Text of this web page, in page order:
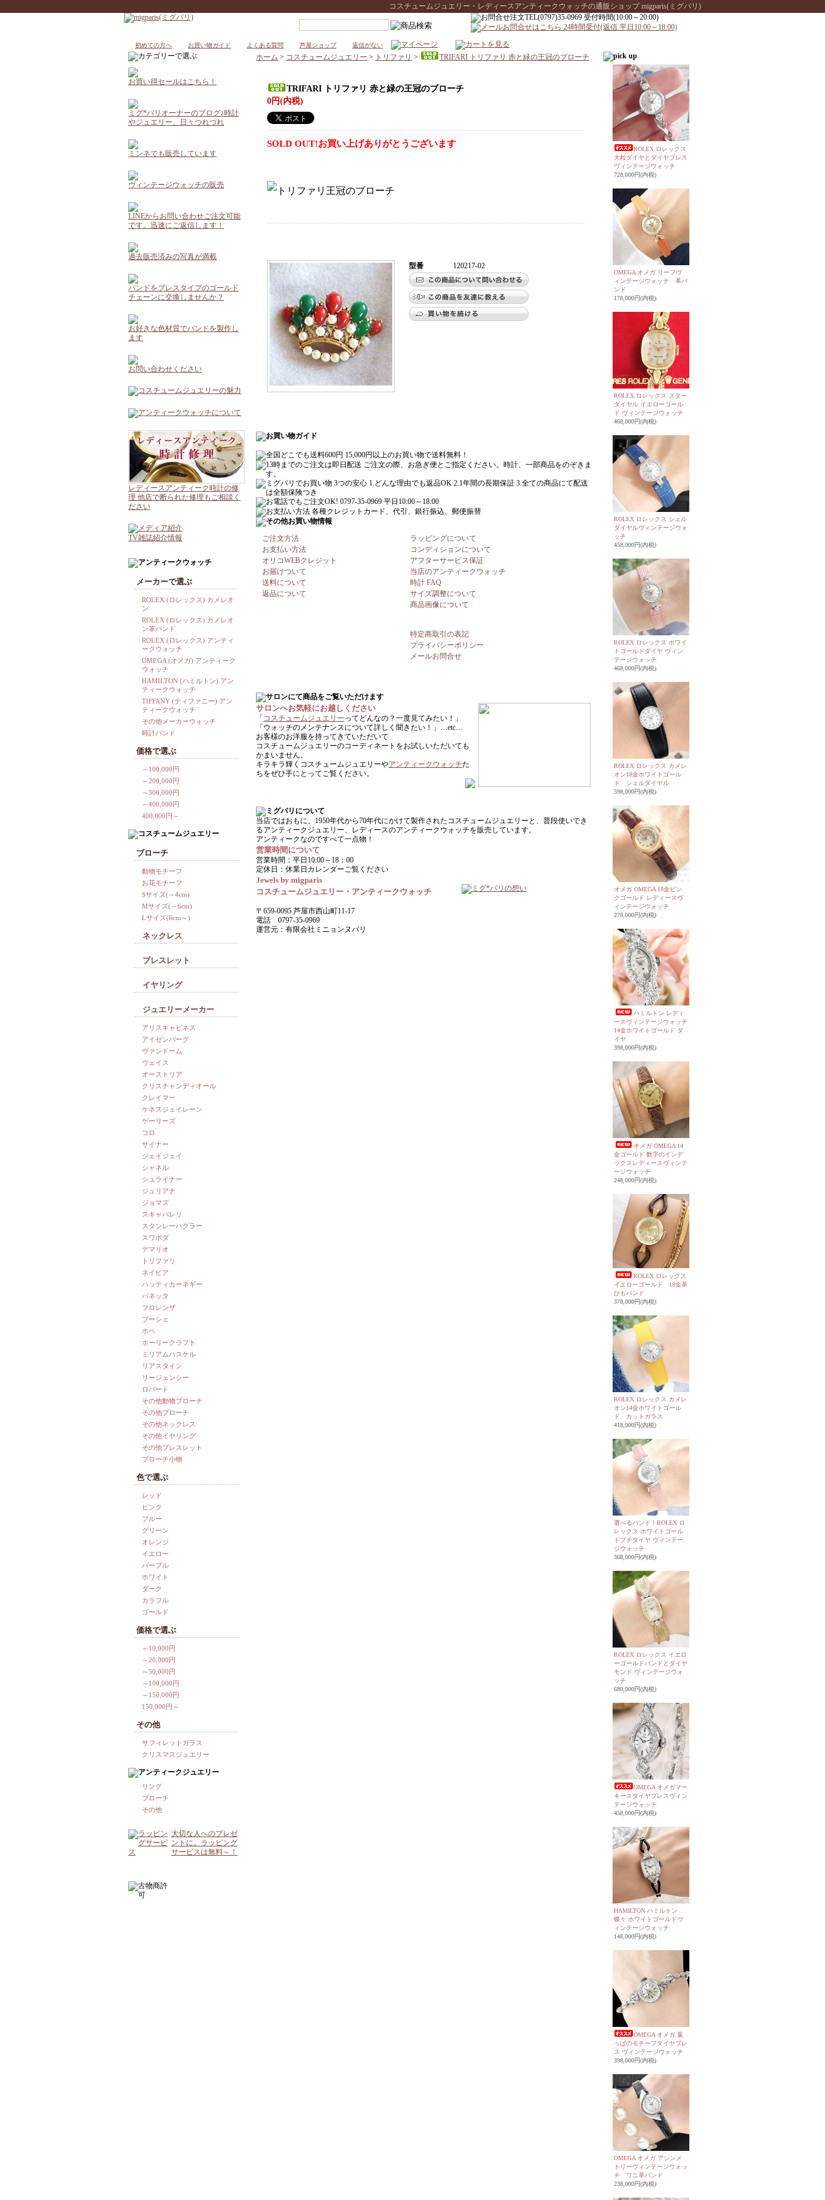
コスチュームジュエリー・レディースアンティークウォッチの通販ショップ migparis(ミグパリ)
初めての方へ お買い物ガイド よくある質問 芦屋ショップ 返信がない
ホーム > コスチュームジュエリー > トリファリ > TRIFARI トリファリ 赤と緑の王冠のブローチ
TRIFARI トリファリ 赤と緑の王冠のブローチ
0円(内税)
SOLD OUT!お買い上げありがとうございます
型番 120217-02
ご注文方法
お支払い方法
オリコWEBクレジット
お届けついて
送料について
返品について
ラッピングについて
コンディションについて
アフターサービス保証
当店のアンティークウォッチ
時計 FAQ
サイズ調整について
商品画像について
特定商取引の表記
プライバシーポリシー
メールお問合せ
サロンへお気軽にお越しください
「 コスチュームジュエリーってどんなの？一度見てみたい！」
「ウォッチのメンテナンスについて詳しく聞きたい！」…etc…
お客様のお洋服を持ってきていただいて
コスチュームジュエリーのコーディネートをお試しいただいても
かまいません。
キラキラ輝くコスチュームジュエリーやアンティークウォッチた
ちをぜひ手にとってご覧ください。
当店ではおもに、1950年代から70年代にかけて製作されたコスチュームジュエリーと、普段使いでき
るアンティークジュエリー、レディースのアンティークウォッチを販売しています。
アンティークなのですべて一点物！
営業時間について
営業時間：平日10:00～18：00
定休日：休業日カレンダーご覧ください
Jewels by migparis
コスチュームジュエリー・アンティークウォッチ
〒659-0095 芦屋市西山町11-17
電話 0797-35-0969
運営元：有限会社ミニョンヌパリ
お買い得セールはこちら！
ミグ*パリオーナーのブログ♪時計
やジュエリー、日々つれづれ
ミンネでも販売しています
ヴィンテージウォッチの販売
LINEからお問い合わせご注文可能
です。迅速にご返信します！
過去販売済みの写真が満載
バンドをブレスタイプのゴールド
チェーンに交換しませんか？
お好きな色材質でバンドを製作し
ます
お問い合わせください
レディースアンティーク時計の修
理 他店で断られた修理もご相談く
ださい
TV雑誌紹介情報
メーカーで選ぶ
ROLEX (ロレックス) カメレオ
ン
ROLEX (ロレックス) カメレオ
ン革バンド
ROLEX (ロレックス) アンティ
ークウォッチ
OMEGA (オメガ) アンティーク
ウォッチ
HAMILTON (ハミルトン) アン
ティークウォッチ
TIFFANY (ティファニー) アン
ティークウォッチ
その他メーカーウォッチ
時計バンド
価格で選ぶ
～100,000円
～200,000円
～300,000円
～400,000円
400,000円～
ブローチ
動物モチーフ
お花モチーフ
Sサイズ(～4cm)
Mサイズ(～6cm)
Lサイズ(6cm～)
ネックレス
ブレスレット
イヤリング
ジュエリーメーカー
アリスキャビネス
アイゼンバーグ
ヴァンドーム
ウェイス
オーストリア
クリスチャンディオール
クレイマー
ケネスジェイレーン
ゲーリーズ
コロ
サイナー
ジェイジェイ
シャネル
シュライナー
ジュリアナ
ジョマズ
スキャパレリ
スタンレーハグラー
スワボダ
デマリオ
トリファリ
ネイピア
ハッティカーネギー
パネッタ
フロレンザ
ブーシェ
ホベ
ホーリークラフト
ミリアムハスケル
リアスタイン
リージェンシー
ロバート
その他動物ブローチ
その他ブローチ
その他ネックレス
その他イヤリング
その他ブレスレット
ブローチ小物
色で選ぶ
レッド
ピンク
ブルー
グリーン
オレンジ
イエロー
パープル
ホワイト
ダーク
カラフル
ゴールド
価格で選ぶ
～10,000円
～20,000円
～50,000円
～100,000円
～150,000円
150,000円～
その他
サフィレットガラス
クリスマスジュエリー
リング
ブローチ
その他
大切な人へのプレゼ
ントに。ラッピング
サービスは無料～！
ROLEX ロレックス
大粒ダイヤとダイヤブレス
ヴィンテージウォッチ
728,000円(内税)
OMEGA オメガ リーフヴ
ィンテージウォッチ 革バ
ンド
178,000円(内税)
ROLEX ロレックス スター
ダイヤル イエローゴール
ド ヴィンテージウォッチ
468,000円(内税)
ROLEX ロレックス シェル
ダイヤルヴィンテージウォ
ッチ
458,000円(内税)
ROLEX ロレックス ホワイ
トゴールドダイヤ ヴィン
テージウォッチ
468,000円(内税)
ROLEX ロレックス カメレ
オン18金ホワイトゴール
ド シェルダイヤル
598,000円(内税)
オメガ OMEGA 18金ピン
クゴールド レディースヴ
ィンテージウォッチ
278,000円(内税)
ハミルトン レディ
ースヴィンテージウォッチ
14金ホワイトゴールド ダ
イヤ
398,000円(内税)
オメガ OMEGA 14
金ゴールド 数字のインデ
ックスレディースヴィンテ
ージウォッチ
248,000円(内税)
ROLEX ロレックス
イエローゴールド 18金革
ひもバンド
378,000円(内税)
ROLEX ロレックス カメレ
オン14金ホワイトゴール
ド カットガラス
418,000円(内税)
選べるバンド！ROLEX ロ
レックス ホワイトゴール
ドプチダイヤ ヴィンテー
ジウォッチ
368,000円(内税)
ROLEX ロレックス イエロ
ーゴールドバンドとダイヤ
モンド ヴィンテージウォ
ッチ
680,000円(内税)
OMEGA オメガマー
キースダイヤブレスヴィン
テージウォッチ
458,000円(内税)
HAMILTON ハミルトン
蝶々 ホワイトゴールドヴ
ィンテージウォッチ
148,000円(内税)
OMEGA オメガ 葉
っぱのモチーフダイヤブレ
ス ヴィンテージウォッチ
398,000円(内税)
OMEGA オメガ アシンメ
トリーヴィンテージウォッ
チ ワニ革バンド
238,000円(内税)